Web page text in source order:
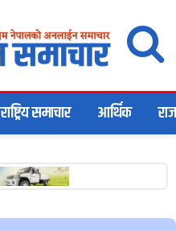
राष्ट्रिय समाचार आर्थिक